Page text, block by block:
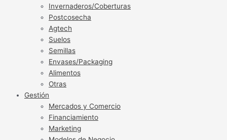
Invernaderos/Coberturas
Postcosecha
Agtech
Suelos
Semillas
Envases/Packaging
Alimentos
Otras
Gestión
Mercados y Comercio
Financiamiento
Marketing